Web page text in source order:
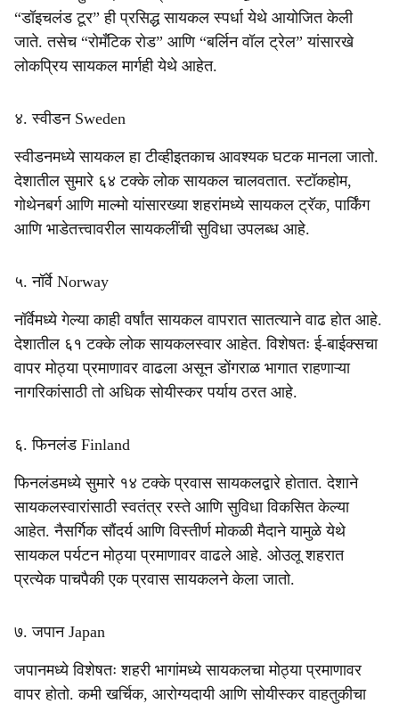
“डॉइचलंड टूर” ही प्रसिद्ध सायकल स्पर्धा येथे आयोजित केली
जाते. तसेच “रोमँटिक रोड” आणि “बर्लिन वॉल ट्रेल” यांसारखे
लोकप्रिय सायकल मार्गही येथे आहेत.
४. स्वीडन Sweden
स्वीडनमध्ये सायकल हा टीव्हीइतकाच आवश्यक घटक मानला जातो.
देशातील सुमारे ६४ टक्के लोक सायकल चालवतात. स्टॉकहोम,
गोथेनबर्ग आणि माल्मो यांसारख्या शहरांमध्ये सायकल ट्रॅक, पार्किंग
आणि भाडेतत्त्वावरील सायकलींची सुविधा उपलब्ध आहे.
५. नॉर्वे Norway
नॉर्वेमध्ये गेल्या काही वर्षांत सायकल वापरात सातत्याने वाढ होत आहे.
देशातील ६१ टक्के लोक सायकलस्वार आहेत. विशेषतः ई-बाईक्सचा
वापर मोठ्या प्रमाणावर वाढला असून डोंगराळ भागात राहणाऱ्या
नागरिकांसाठी तो अधिक सोयीस्कर पर्याय ठरत आहे.
६. फिनलंड Finland
फिनलंडमध्ये सुमारे १४ टक्के प्रवास सायकलद्वारे होतात. देशाने
सायकलस्वारांसाठी स्वतंत्र रस्ते आणि सुविधा विकसित केल्या
आहेत. नैसर्गिक सौंदर्य आणि विस्तीर्ण मोकळी मैदाने यामुळे येथे
सायकल पर्यटन मोठ्या प्रमाणावर वाढले आहे. ओउलू शहरात
प्रत्येक पाचपैकी एक प्रवास सायकलने केला जातो.
७. जपान Japan
जपानमध्ये विशेषतः शहरी भागांमध्ये सायकलचा मोठ्या प्रमाणावर
वापर होतो. कमी खर्चिक, आरोग्यदायी आणि सोयीस्कर वाहतुकीचा